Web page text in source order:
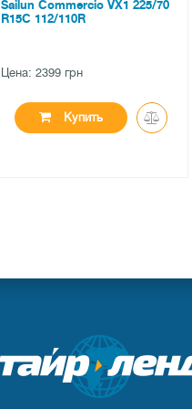
Sailun Commercio VX1 225/70
R15C 112/110R
Цена: 2399 грн
Купить